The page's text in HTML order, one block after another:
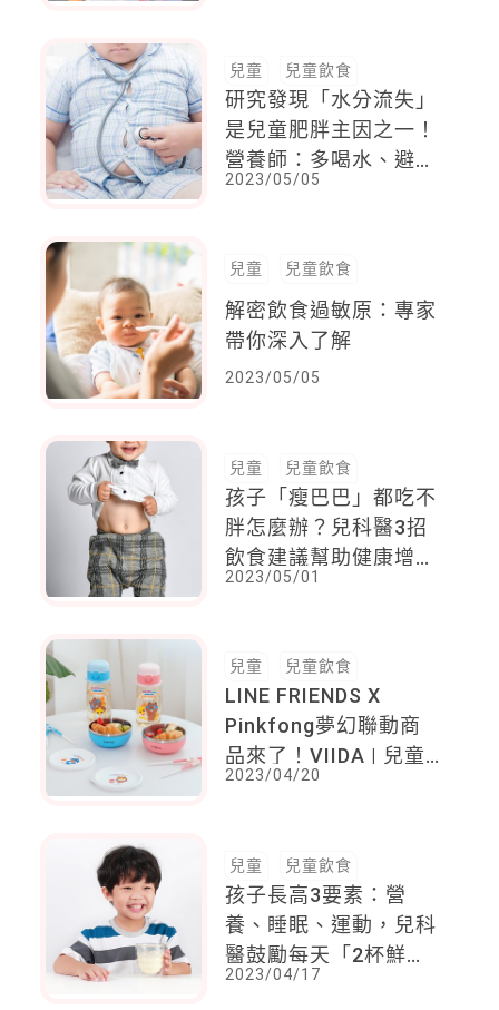
兒童 兒童飲食
研究發現「水分流失」
是兒童肥胖主因之一！
營養師：多喝水、避免
攝取高鈉食物
2023/05/05
兒童 兒童飲食
解密飲食過敏原：專家
帶你深入了解
2023/05/05
兒童 兒童飲食
孩子「瘦巴巴」都吃不
胖怎麼辦？兒科醫3招
飲食建議幫助健康增
重！
2023/05/01
兒童 兒童飲食
LINE FRIENDS X
Pinkfong夢幻聯動商
品來了！VIIDA | 兒童
餐桌必備三件組，提升
2023/04/20
兒童 兒童飲食
孩子長高3要素：營
養、睡眠、運動，兒科
醫鼓勵每天「2杯鮮
奶」輕鬆涵蓋其中兩
2023/04/17